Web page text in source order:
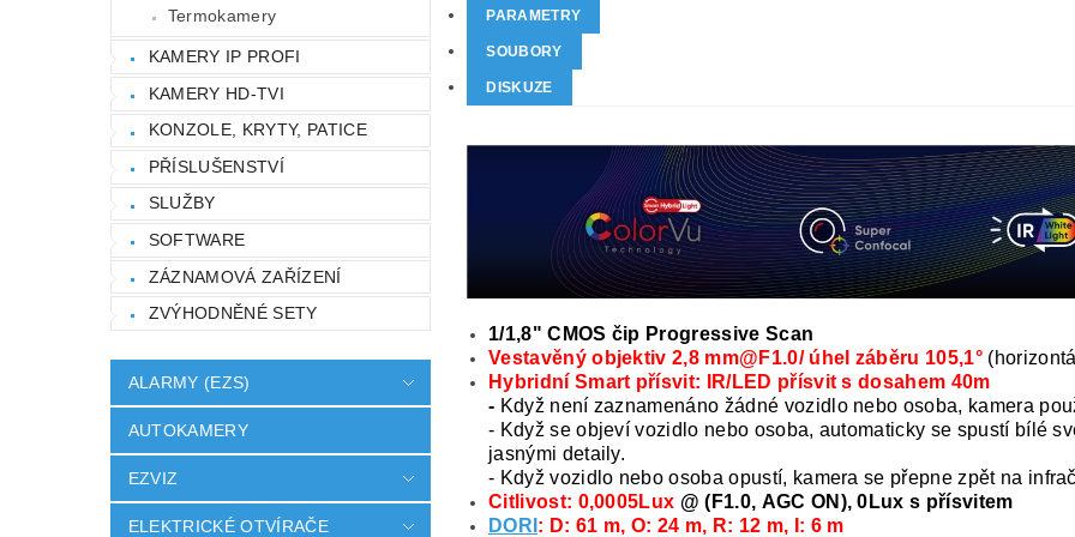
Termokamery
KAMERY IP PROFI
KAMERY HD-TVI
KONZOLE, KRYTY, PATICE
PŘÍSLUŠENSTVÍ
SLUŽBY
SOFTWARE
ZÁZNAMOVÁ ZAŘÍZENÍ
ZVÝHODNĚNÉ SETY
ALARMY (EZS)
AUTOKAMERY
EZVIZ
ELEKTRICKÉ OTVÍRAČE
PARAMETRY
SOUBORY
DISKUZE
1/1,8" CMOS čip Progressive Scan
Vestavěný objektiv 2,8 mm@F1.0/ úhel záběru 105,1°
Hybridní Smart přísvit: IR/LED přísvit s dosahem 40m
- Když není zaznamenáno žádné vozidlo nebo osoba, kamera
- Když se objeví vozidlo nebo osoba, automaticky se spustí bílé
jasnými detaily.
- Když vozidlo nebo osoba opustí, kamera se přepne zpět na
Citlivost: 0,0005Lux @ (F1.0, AGC ON), 0Lux s přísvitem
DORI : D: 61 m, O: 24 m, R: 12 m, I: 6 m